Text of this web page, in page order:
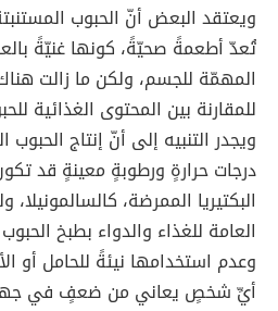
ويعتقد البعض أنّ الحبوب
تُعدّ أطعمةً صحيّةً، كونها غنيّةً
المهمّة للجسم، ولكن ما زالت
للمقارنة بين المحتوى الغذائية
ويجدر التنبيه إلى أنّ إنتاج الحبوب
درجات حرارةٍ ورطوبةٍ معينةٍ قد
البكتيريا الممرضة،
العامة للغذاء والدواء بطبخ
وعدم استخدامها نيئةً للحامل أو
أيِّ شخصٍ يعاني من ضعفٍ في جهاز